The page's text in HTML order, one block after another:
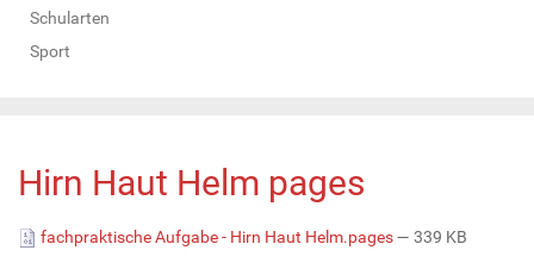
Schularten
Sport
Hirn Haut Helm pages
fachpraktische Aufgabe - Hirn Haut Helm.pages— 339 KB